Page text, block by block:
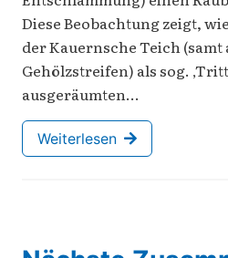
Diese Beobachtung zeigt,
der Kauernsche Teich
Gehölzstreifen) als sog.
ausgeräumten…
Weiterlesen